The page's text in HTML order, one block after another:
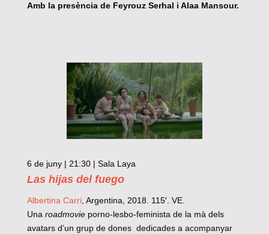
Amb la presència de Feyrouz Serhal i Alaa Mansour.
6 de juny | 21:30 | Sala Laya
Las hijas del fuego
Albertina Carri, Argentina, 2018. 115′. VE.
Una roadmovie porno-lesbo-feminista de la mà dels
avatars d’un grup de dones dedicades a acompanyar